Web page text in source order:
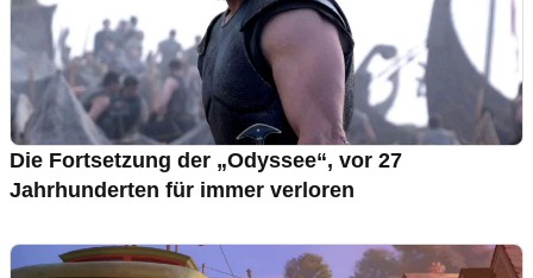
Die Fortsetzung der „Odyssee“, vor 27
Jahrhunderten für immer verloren